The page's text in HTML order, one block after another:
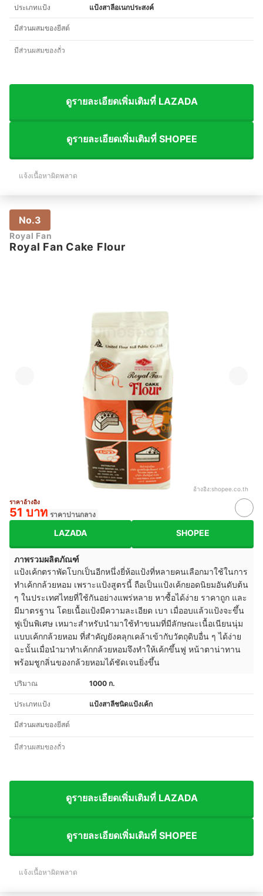
ประเภทแป้ง แป้งสาลีอเนกประสงค์
มีส่วนผสมของยีสต์
มีส่วนผสมของถั่ว
ดูรายละเอียดเพิ่มเติมที่ LAZADA
ดูรายละเอียดเพิ่มเติมที่ SHOPEE
แจ้งเนื้อหาผิดพลาด
No.3
Royal Fan
Royal Fan Cake Flour
อ้างอิง:shopee.co.th
ราคาอ้างอิง
51 บาท ราคาปานกลาง
LAZADA SHOPEE
ภาพรวมผลิตภัณฑ์
แป้งเค้กตราพัดโบกเป็นอีกหนึ่งยี่ห้อแป้งที่หลายคนเลือกมาใช้ในการ
ทำเค้กกล้วยหอม เพราะแป้งสูตรนี้ ถือเป็นแป้งเค้กยอดนิยมอันดับต้น
ๆ ในประเทศไทยที่ใช้กันอย่างแพร่หลาย หาซื้อได้ง่าย ราคาถูก และ
มีมาตรฐาน โดยเนื้อแป้งมีความละเอียด เบา เมื่ออบแล้วแป้งจะขึ้น
ฟูเป็นพิเศษ เหมาะสำหรับนำมาใช้ทำขนมที่มีลักษณะเนื้อเนียนนุ่ม
แบบเค้กกล้วยหอม ที่สำคัญยังคลุกเคล้าเข้ากับวัตถุดิบอื่น ๆ ได้ง่าย
ฉะนั้นเมื่อนำมาทำเค้กกล้วยหอมจึงทำให้เค้กขึ้นฟู หน้าตาน่าทาน
พร้อมชูกลิ่นของกล้วยหอมได้ชัดเจนยิ่งขึ้น
ปริมาณ 1000 ก.
ประเภทแป้ง แป้งสาลีชนิดแป้งเค้ก
มีส่วนผสมของยีสต์
มีส่วนผสมของถั่ว
ดูรายละเอียดเพิ่มเติมที่ LAZADA
ดูรายละเอียดเพิ่มเติมที่ SHOPEE
แจ้งเนื้อหาผิดพลาด